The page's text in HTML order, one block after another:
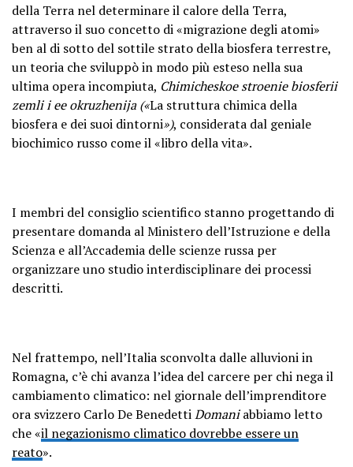
della Terra nel determinare il calore della Terra,
attraverso il suo concetto di «migrazione degli atomi»
ben al di sotto del sottile strato della biosfera terrestre,
un teoria che sviluppò in modo più esteso nella sua
ultima opera incompiuta, Chimicheskoe stroenie biosferii
zemli i ee okruzhenija («La struttura chimica della
biosfera e dei suoi dintorni»), considerata dal geniale
biochimico russo come il «libro della vita».
I membri del consiglio scientifico stanno progettando di
presentare domanda al Ministero dell’Istruzione e della
Scienza e all’Accademia delle scienze russa per
organizzare uno studio interdisciplinare dei processi
descritti.
Nel frattempo, nell’Italia sconvolta dalle alluvioni in
Romagna, c’è chi avanza l’idea del carcere per chi nega il
cambiamento climatico: nel giornale dell’imprenditore
ora svizzero Carlo De BenedettiDomaniabbiamo letto
che «il negazionismo climatico dovrebbe essere un
reato».